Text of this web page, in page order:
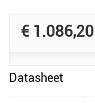
€ 1.086,20
Datasheet